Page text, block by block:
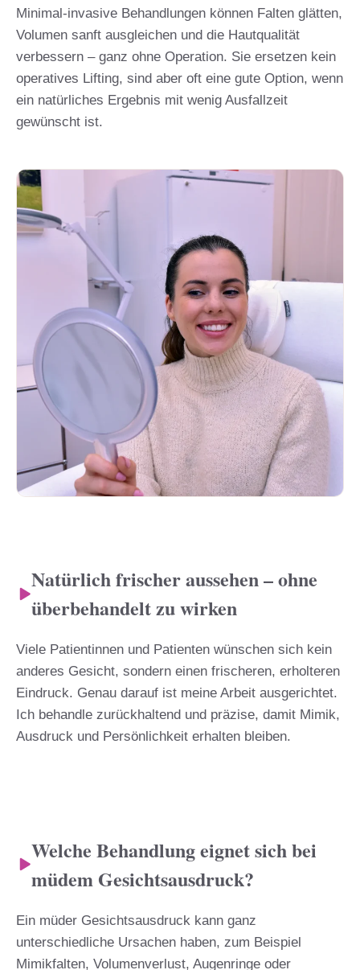
Minimal-invasive Behandlungen können Falten glätten,
Volumen sanft ausgleichen und die Hautqualität
verbessern – ganz ohne Operation. Sie ersetzen kein
operatives Lifting, sind aber oft eine gute Option, wenn
ein natürliches Ergebnis mit wenig Ausfallzeit
gewünscht ist.
Natürlich frischer aussehen – ohne
überbehandelt zu wirken
Viele Patientinnen und Patienten wünschen sich kein
anderes Gesicht, sondern einen frischeren, erholteren
Eindruck. Genau darauf ist meine Arbeit ausgerichtet.
Ich behandle zurückhaltend und präzise, damit Mimik,
Ausdruck und Persönlichkeit erhalten bleiben.
Welche Behandlung eignet sich bei
müdem Gesichtsausdruck?
Ein müder Gesichtsausdruck kann ganz
unterschiedliche Ursachen haben, zum Beispiel
Mimikfalten, Volumenverlust, Augenringe oder